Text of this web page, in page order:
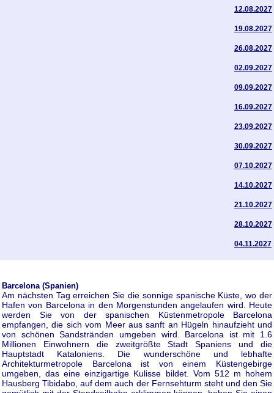
12.08.2027
19.08.2027
26.08.2027
02.09.2027
09.09.2027
16.09.2027
23.09.2027
30.09.2027
07.10.2027
14.10.2027
21.10.2027
28.10.2027
04.11.2027
Barcelona (Spanien)
Am nächsten Tag erreichen Sie die sonnige spanische Küste, wo der
Hafen von Barcelona in den Morgenstunden angelaufen wird. Heute
werden Sie von der spanischen Küstenmetropole Barcelona
empfangen, die sich vom Meer aus sanft an Hügeln hinaufzieht und
von schönen Sandstränden umgeben wird. Barcelona ist mit 1.6
Millionen Einwohnern die zweitgrößte Stadt Spaniens und die
Hauptstadt Kataloniens. Die wunderschöne und lebhafte
Architekturmetropole Barcelona ist von einem Küstengebirge
umgeben, das eine einzigartige Kulisse bildet. Vom 512 m hohem
Hausberg Tibidabo, auf dem auch der Fernsehturm steht und den Sie